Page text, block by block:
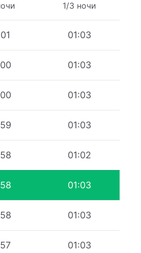
1/3 ночи
01:03
01:03
01:03
01:03
01:02
01:03
01:03
01:03